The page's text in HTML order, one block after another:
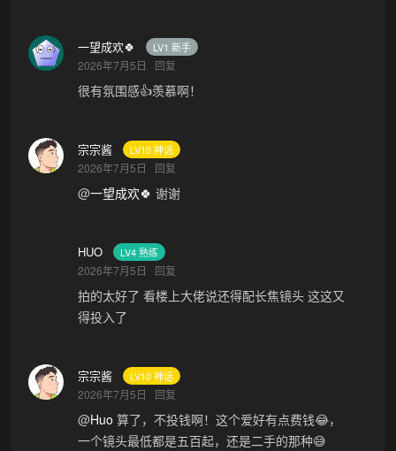
一望成欢🍀 LV1 新手
2026年7月5日 回复
很有氛围感👍羡慕啊！
宗宗酱 LV10 神话
2026年7月5日 回复
@一望成欢🍀 谢谢
HUO LV4 熟练
2026年7月5日 回复
拍的太好了 看楼上大佬说还得配长焦镜头 这这又
得投入了
宗宗酱 LV10 神话
2026年7月5日 回复
@Huo 算了，不投钱啊！这个爱好有点费钱😂，
一个镜头最低都是五百起，还是二手的那种😅